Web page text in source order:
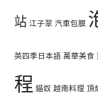
站 江子翠 汽車包膜
英四季日本語 萬華美食
程 貓奴 越南料理 頂